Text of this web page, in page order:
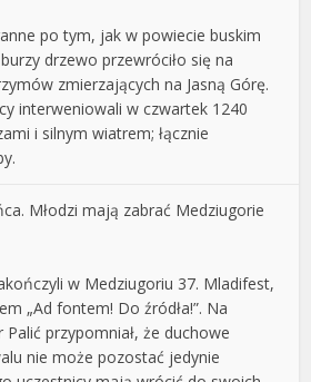
po tym, jak w powiecie buskim
drzewo przewróciło się na
zmierzających na Jasną Górę.
interweniowali w czwartek 1240
i silnym wiatrem; łącznie
Młodzi mają zabrać Medziugorie
w Medziugoriu 37. Mladifest,
„Ad fontem! Do źródła!”. Na
przypomniał, że duchowe
nie może pozostać jedynie